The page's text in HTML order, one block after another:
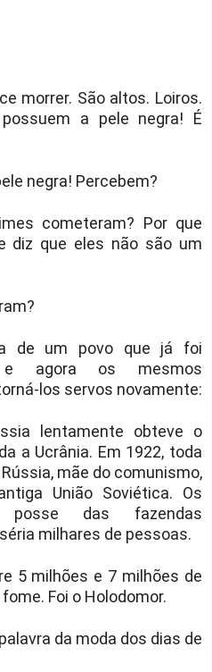
morrer. São altos. Loiros.
a pele negra! É
negra! Percebem?
cometeram? Por que
diz que eles não são um
de um povo que já foi
e agora os mesmos
los servos novamente:
lentamente obteve o
a Ucrânia. Em 1922, toda
mãe do comunismo,
União Soviética. Os
posse das fazendas
milhares de pessoas.
5 milhões e 7 milhões de
Foi o Holodomor.
da moda dos dias de